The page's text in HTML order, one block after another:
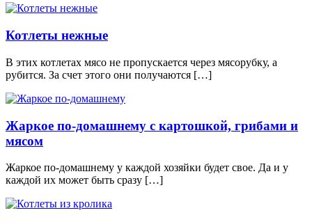
Котлеты нежные
В этих котлетах мясо не пропускается через мясорубку, а
рубится. За счет этого они получаются […]
Жаркое по-домашнему с картошкой, грибами и
мясом
Жаркое по-домашнему у каждой хозяйки будет свое. Да и у
каждой их может быть сразу […]